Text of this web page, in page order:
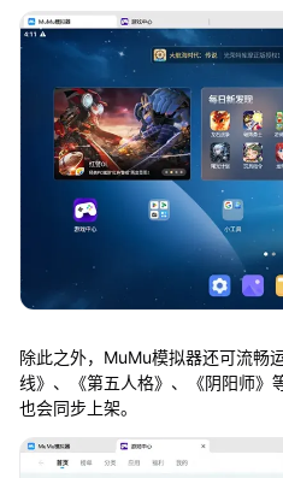
除此之外，MuMu模拟器还可流畅
线》、《第五人格》、《阴阳师》
也会同步上架。